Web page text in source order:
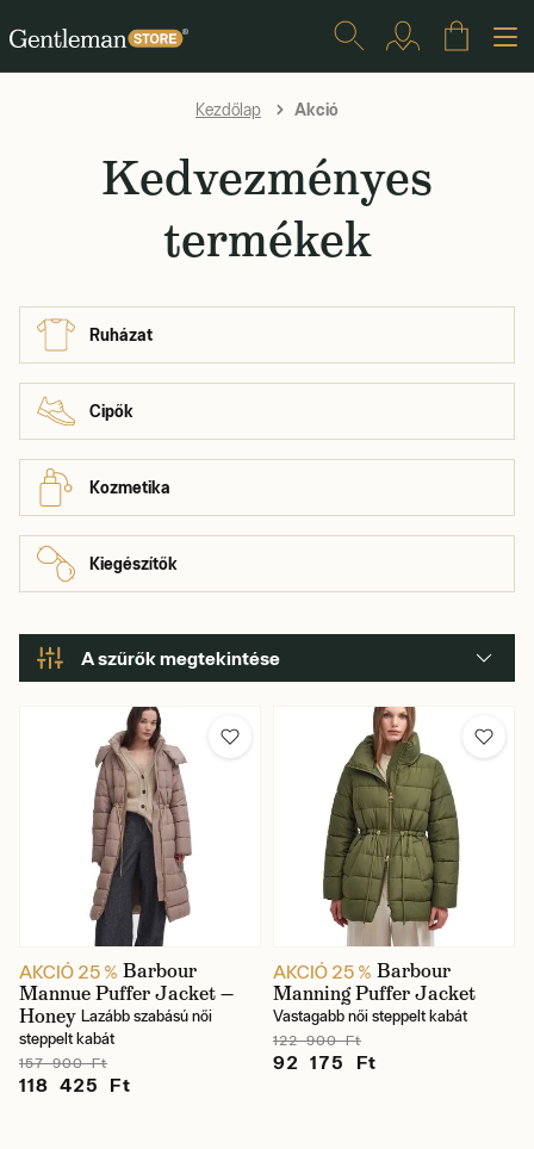
Kezdőlap Akció
Kedvezményes
termékek
Ruházat
Cipők
Kozmetika
Kiegészítők
A szűrők megtekintése
Gyartó
AKCIÓ 25 % Barbour
Mannue Puffer Jacket —
Honey Lazább szabású női
steppelt kabát
157 900 Ft
118 425 Ft
AKCIÓ 25 % Barbour
Manning Puffer Jacket
Vastagabb női steppelt kabát
122 900 Ft
92 175 Ft